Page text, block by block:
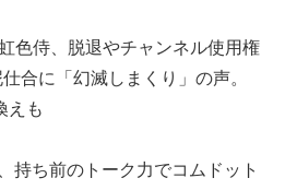
色侍、脱退やチャンネル使用権
合に「幻滅しまくり」の声。
えも
持ち前のトーク力でコムドット